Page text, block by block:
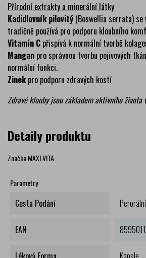
Přírodní extrakty a minerální látky
Kadidlovník pilovitý (Boswellia serrata)
tradičně používá pro podporu kloubního
Vitamín C přispívá k normální tvorbě
Mangan pro správnou tvorbu pojivových
normální funkci.
Zinekpro podporu zdravých kostí
Zdravé klouby jsou základem aktivního života
Detaily produktu
ZnačkaMAXI VITA
Parametry
Cesta Podání Perorální
EAN